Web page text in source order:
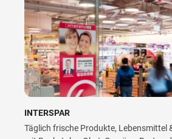
INTERSPAR
Täglich frische Produkte, Lebensmittel